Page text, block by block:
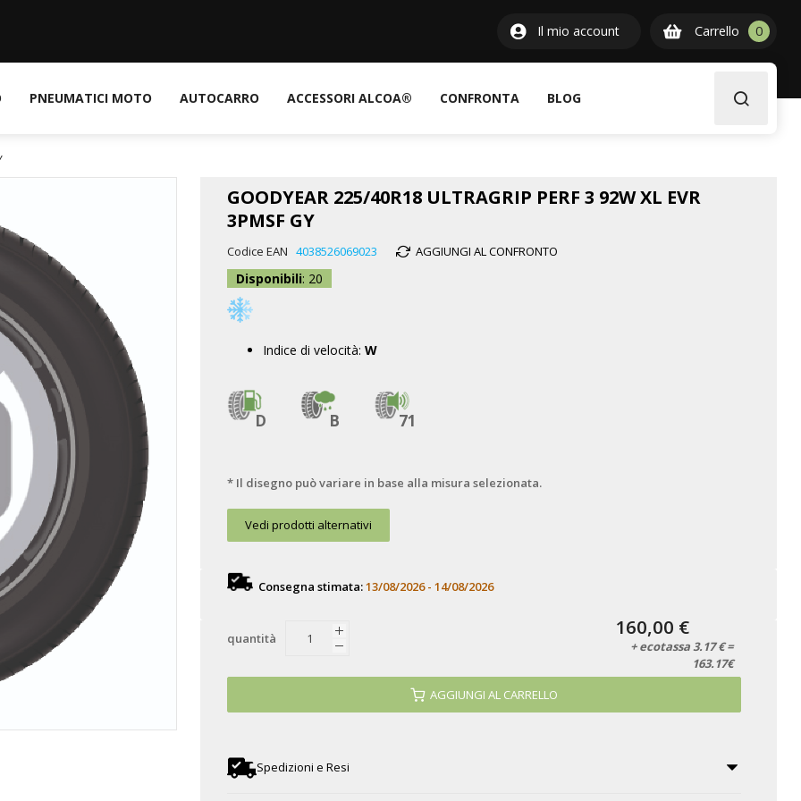
Il mio account Carrello 00
PNEUMATICI MOTO AUTOCARRO ACCESSORI ALCOA® CONFRONTA BLOG
GOODYEAR 225/40R18 ULTRAGRIP PERF 3 92W XL EVR
3PMSF GY
Codice EAN 4038526069023 AGGIUNGI AL CONFRONTO
Disponibili: 20
Indice di velocità: W
D B 71
* Il disegno può variare in base alla misura selezionata.
Vedi prodotti alternativi
Consegna stimata:13/08/2026 - 14/08/2026
quantità
AGGIUNGI AL CARRELLO
Spedizioni e Resi
160,00 €
+ ecotassa 3.17 € =
163.17€